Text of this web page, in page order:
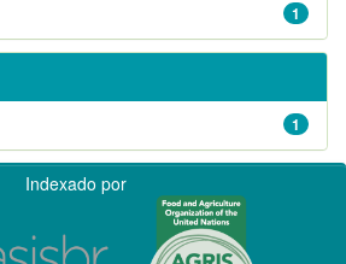
1
1
Indexado por